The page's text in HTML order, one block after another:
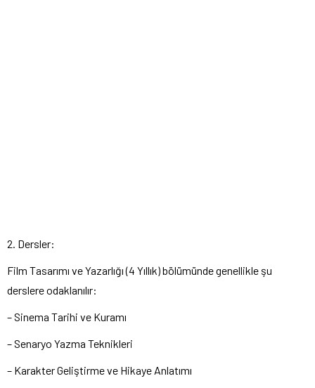
2. Dersler:
Film Tasarımı ve Yazarlığı (4 Yıllık) bölümünde genellikle şu
derslere odaklanılır:
– Sinema Tarihi ve Kuramı
– Senaryo Yazma Teknikleri
– Karakter Geliştirme ve Hikaye Anlatımı